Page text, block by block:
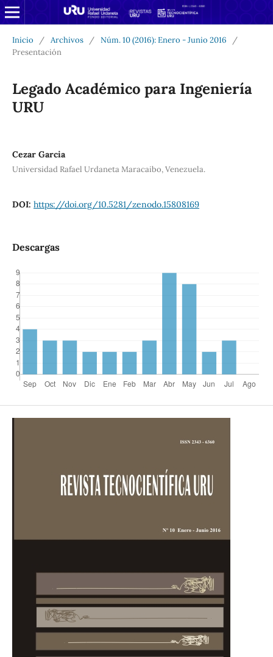
Inicio / Archivos / Núm. 10 (2016): Enero - Junio 2016
/
Presentación
Legado Académico para Ingeniería
URU
Cezar Garcia
Universidad Rafael Urdaneta Maracaibo, Venezuela.
DOI: https://doi.org/10.5281/zenodo.15808169
Descargas